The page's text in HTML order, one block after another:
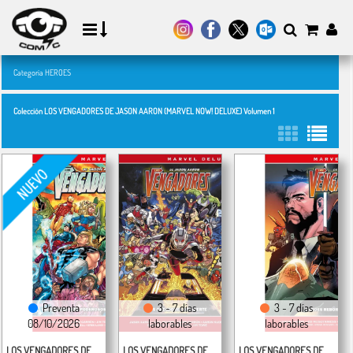
Categoría HEROES
Colección LOS VENGADORES DE JASON AARON (MARVEL NOW! DELUXE) Volumen 1
Preventa
08/10/2026
3 - 7 días
laborables
3 - 7 días
laborables